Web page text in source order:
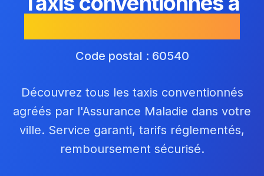
Code postal : 60540
Découvrez tous les taxis conventionnés
agréés par l'Assurance Maladie dans votre
ville. Service garanti, tarifs réglementés,
remboursement sécurisé.